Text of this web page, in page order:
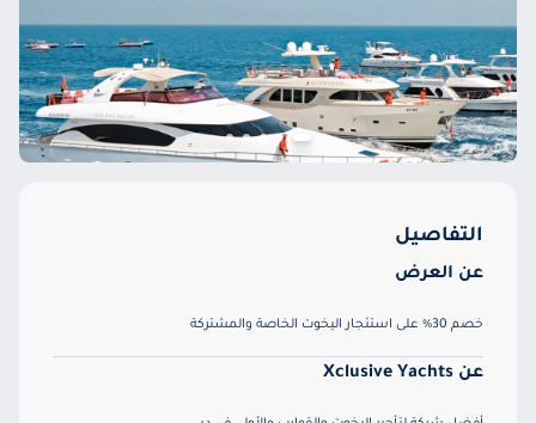
التفاصيل
عن العرض
خصم 30% على استئجار اليخوت الخاصة والمشتركة
عن Xclusive Yachts